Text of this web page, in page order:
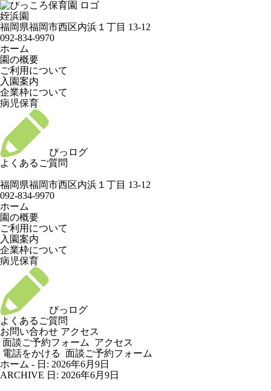
姪浜園
福岡県福岡市西区内浜１丁目 13-12
092-834-9970
ホーム
園の概要
ご利用について
入園案内
企業枠について
病児保育
ぴっログ
よくあるご質問
福岡県福岡市西区内浜１丁目 13-12
092-834-9970
ホーム
園の概要
ご利用について
入園案内
企業枠について
病児保育
ぴっログ
よくあるご質問
お問い合わせ アクセス
面談ご予約フォーム
アクセス
電話をかける 面談ご予約フォーム
ホーム - 日: 2026年6月9日
ARCHIVE 日: 2026年6月9日